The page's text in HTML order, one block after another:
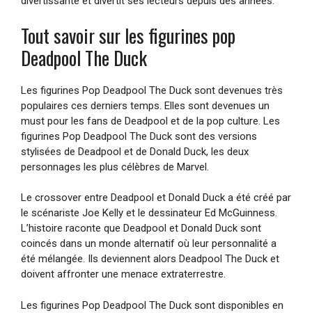
Tout savoir sur les figurines pop
Deadpool The Duck
Les figurines Pop Deadpool The Duck sont devenues très
populaires ces derniers temps. Elles sont devenues un
must pour les fans de Deadpool et de la pop culture. Les
figurines Pop Deadpool The Duck sont des versions
stylisées de Deadpool et de Donald Duck, les deux
personnages les plus célèbres de Marvel.
Le crossover entre Deadpool et Donald Duck a été créé par
le scénariste Joe Kelly et le dessinateur Ed McGuinness.
L’histoire raconte que Deadpool et Donald Duck sont
coincés dans un monde alternatif où leur personnalité a
été mélangée. Ils deviennent alors Deadpool The Duck et
doivent affronter une menace extraterrestre.
Les figurines Pop Deadpool The Duck sont disponibles en